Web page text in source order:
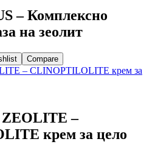
– Комплексно
на зеолит
Compare
–
крем за цело